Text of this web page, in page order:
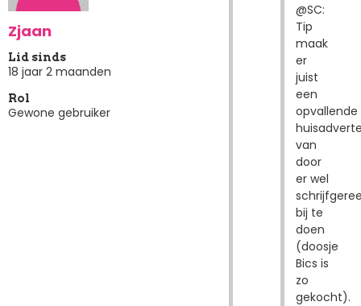
Zjaan
Lid sinds
18 jaar 2 maanden
Rol
Gewone gebruiker
@SC:
Tip
maak
er
juist
een
opvallende
van
door
er wel
bij te
doen
(doosje
Bics is
zo
gekocht).